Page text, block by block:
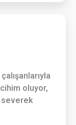
oluyor,
severek